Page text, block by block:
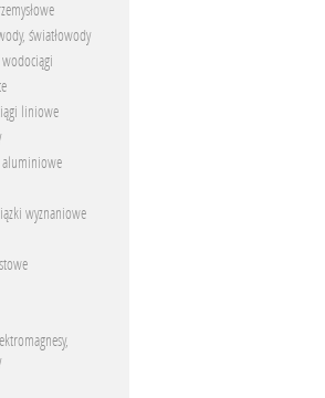
światłowody
liniowe
aluminiowe
wyznaniowe